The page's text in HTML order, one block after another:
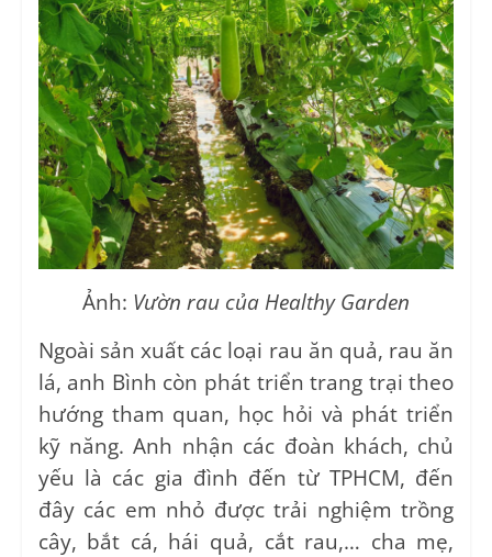
Ảnh: Vườn rau của Healthy Garden
Ngoài sản xuất các loại rau ăn quả, rau ăn
lá, anh Bình còn phát triển trang trại theo
hướng tham quan, học hỏi và phát triển
kỹ năng. Anh nhận các đoàn khách, chủ
yếu là các gia đình đến từ TPHCM, đến
đây các em nhỏ được trải nghiệm trồng
cây, bắt cá, hái quả, cắt rau,… cha mẹ,